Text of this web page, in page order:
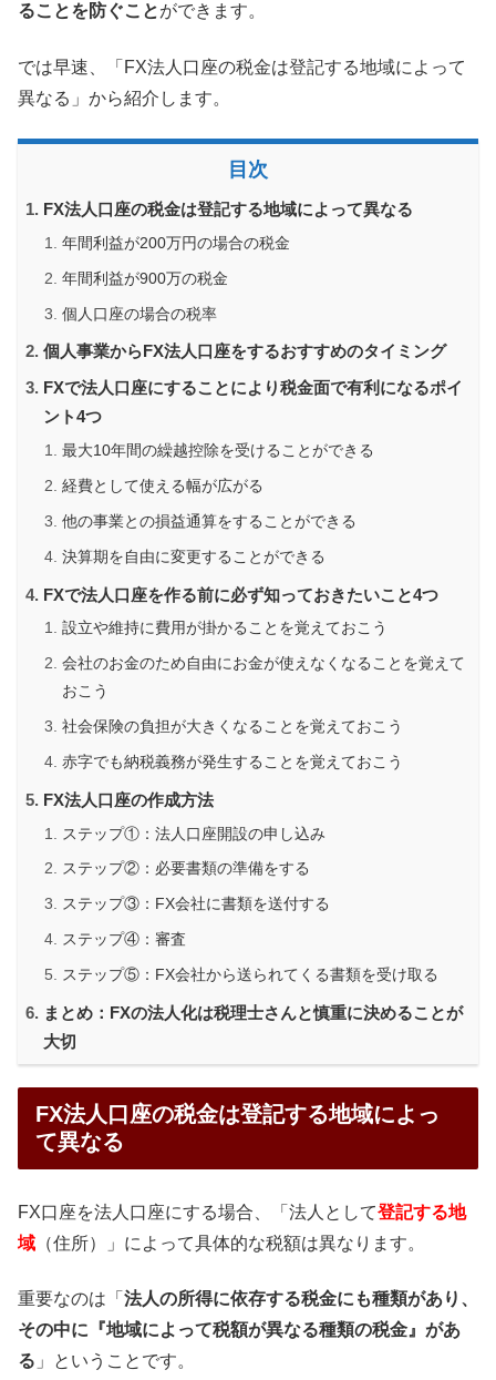
ることを防ぐことができます。
では早速、「FX法人口座の税金は登記する地域によって
異なる」から紹介します。
目次
FX法人口座の税金は登記する地域によって異なる
年間利益が200万円の場合の税金
年間利益が900万の税金
個人口座の場合の税率
個人事業からFX法人口座をするおすすめのタイミング
FXで法人口座にすることにより税金面で有利になるポイ
ント4つ
最大10年間の繰越控除を受けることができる
経費として使える幅が広がる
他の事業との損益通算をすることができる
決算期を自由に変更することができる
FXで法人口座を作る前に必ず知っておきたいこと4つ
設立や維持に費用が掛かることを覚えておこう
会社のお金のため自由にお金が使えなくなることを覚えて
おこう
社会保険の負担が大きくなることを覚えておこう
赤字でも納税義務が発生することを覚えておこう
FX法人口座の作成方法
ステップ①：法人口座開設の申し込み
ステップ②：必要書類の準備をする
ステップ③：FX会社に書類を送付する
ステップ④：審査
ステップ⑤：FX会社から送られてくる書類を受け取る
まとめ：FXの法人化は税理士さんと慎重に決めることが
大切
FX法人口座の税金は登記する地域によっ
て異なる
FX口座を法人口座にする場合、「法人として登記する地
域 （住所）」によって具体的な税額は異なります。
重要なのは「 法人の所得に依存する税金にも種類があり、
その中に『地域によって税額が異なる種類の税金』があ
る 」ということです。